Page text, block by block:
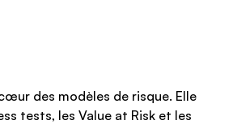
des modèles de risque. Elle
tests, les Value at Risk et les